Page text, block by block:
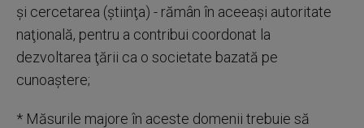
şi cercetarea (ştiinţa) - rămân în aceeaşi autoritate
naţională, pentru a contribui coordonat la
dezvoltarea ţării ca o societate bazată pe
cunoaştere;
* Măsurile majore în aceste domenii trebuie să